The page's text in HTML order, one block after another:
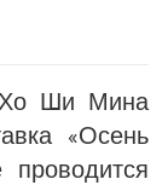
Хо Ши Мина
«Осень
проводится